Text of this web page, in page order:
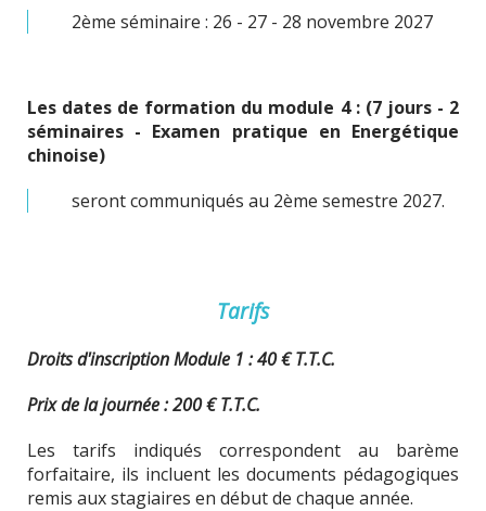
2ème séminaire : 26 - 27 - 28 novembre 2027
Les dates de formation du module 4 : (7 jours - 2
séminaires - Examen pratique en Energétique
chinoise)
seront communiqués au 2ème semestre 2027.
Tarifs
Droits d'inscription Module 1 : 40 € T.T.C.
Prix de la journée : 200 € T.T.C.
Les tarifs indiqués correspondent au barème
forfaitaire, ils incluent les documents pédagogiques
remis aux stagiaires en début de chaque année.